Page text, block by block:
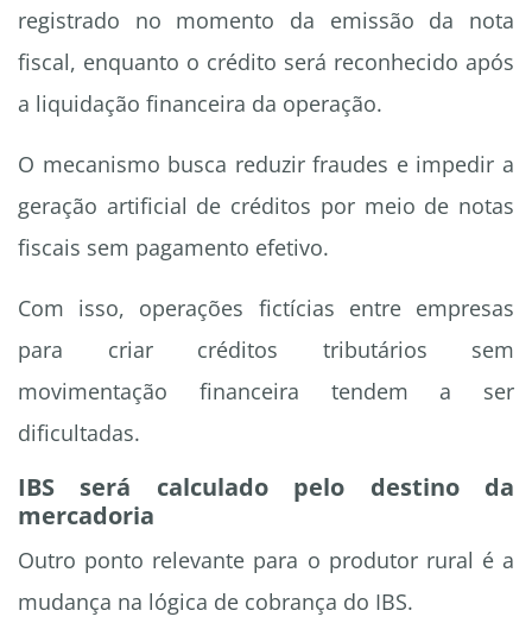
registrado no momento da emissão da nota
fiscal, enquanto o crédito será reconhecido após
a liquidação financeira da operação.
O mecanismo busca reduzir fraudes e impedir a
geração artificial de créditos por meio de notas
fiscais sem pagamento efetivo.
Com isso, operações fictícias entre empresas
para criar créditos tributários sem
movimentação financeira tendem a ser
dificultadas.
IBS será calculado pelo destino da
mercadoria
Outro ponto relevante para o produtor rural é a
mudança na lógica de cobrança do IBS.